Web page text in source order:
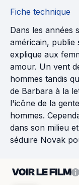
Fiche technique
Dans les années
américain, publie
explique aux
amour. Un vent
hommes tandis
de Barbara à la
l'icône de la
hommes.
dans son milieu
séduire Novak
VOIR LE FILM